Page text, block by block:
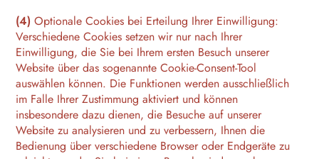
(4) Optionale Cookies bei Erteilung Ihrer Einwilligung:
Verschiedene Cookies setzen wir nur nach Ihrer
Einwilligung, die Sie bei Ihrem ersten Besuch unserer
Website über das sogenannte Cookie-Consent-Tool
auswählen können. Die Funktionen werden ausschließlich
im Falle Ihrer Zustimmung aktiviert und können
insbesondere dazu dienen, die Besuche auf unserer
Website zu analysieren und zu verbessern, Ihnen die
Bedienung über verschiedene Browser oder Endgeräte zu